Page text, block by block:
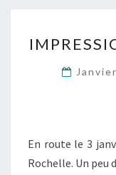
En route le 3
Rochelle. Un peu